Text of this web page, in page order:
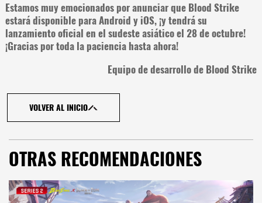
Estamos muy emocionados por anunciar que Blood Strike
estará disponible para Android y iOS, ¡y tendrá su
lanzamiento oficial en el sudeste asiático el 28 de octubre!
¡Gracias por toda la paciencia hasta ahora!
Equipo de desarrollo de Blood Strike
VOLVER AL INICIO
OTRAS RECOMENDACIONES